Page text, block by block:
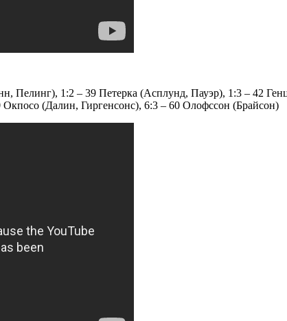
1:2 – 39 Петерка (Асплунд, Пауэр), 1:3 – 42
(Далин, Гиргенсонс), 6:3 – 60 Олофссон (Брайсон)